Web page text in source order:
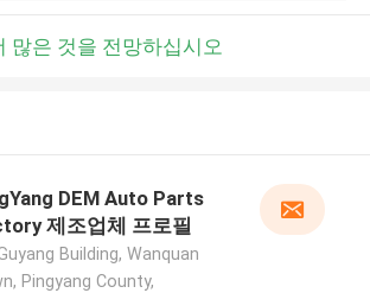
많은 것을 전망하십시오
DEM Auto Parts
제조업체 프로필
Building, Wanquan
Pingyang County,